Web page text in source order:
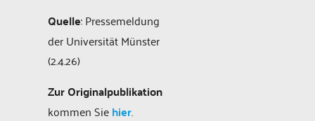
Quelle: Pressemeldung
der Universität Münster
(2.4.26)
Zur Originalpublikation
kommen Siehier.